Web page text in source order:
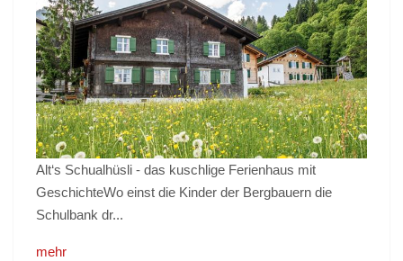
Alt‘s Schualhüsli - das kuschlige Ferienhaus mit
GeschichteWo einst die Kinder der Bergbauern die
Schulbank dr...
mehr